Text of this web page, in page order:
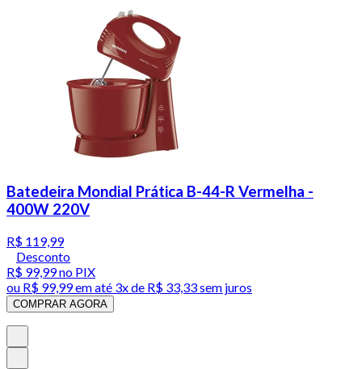
Batedeira Mondial Prática B-44-R Vermelha -
400W 220V
R$ 119,99
Desconto
R$ 99,99no PIX
ou R$ 99,99em até 3x de R$ 33,33 sem juros
COMPRAR AGORA